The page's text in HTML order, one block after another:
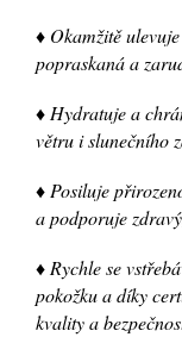
♦ Okamžitě
popraskaná a
♦ Hydratuje a
větru i slunečního
♦ Posiluje
a podporuje
♦ Rychle se
pokožku a díky
kvality a